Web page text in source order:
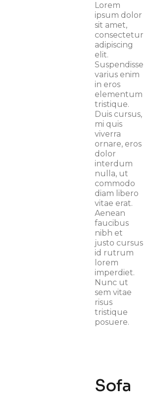
Lorem
ipsum dolor
sit amet,
consectetur
adipiscing
elit.
Suspendisse
varius enim
in eros
elementum
tristique.
Duis cursus,
mi quis
viverra
ornare, eros
dolor
interdum
nulla, ut
commodo
diam libero
vitae erat.
Aenean
faucibus
nibh et
justo cursus
id rutrum
lorem
imperdiet.
Nunc ut
sem vitae
risus
tristique
posuere.
Sofa